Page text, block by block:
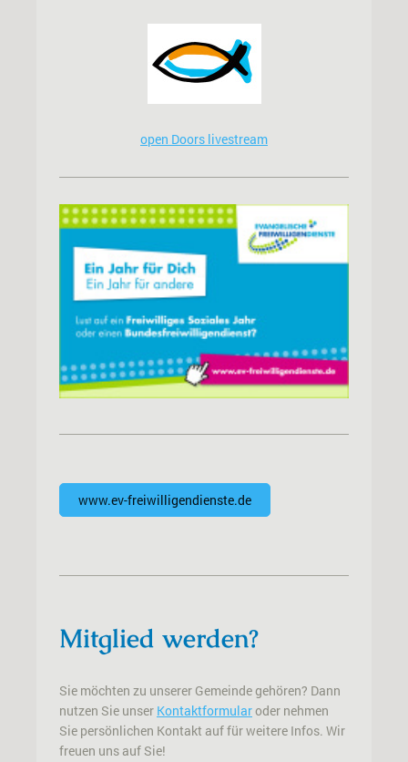
open Doors livestream
www.ev-freiwilligendienste.de
Mitglied werden?
Sie möchten zu unserer Gemeinde gehören? Dann
nutzen Sie unser Kontaktformularoder nehmen
Sie persönlichen Kontakt auf für weitere Infos. Wir
freuen uns auf Sie!